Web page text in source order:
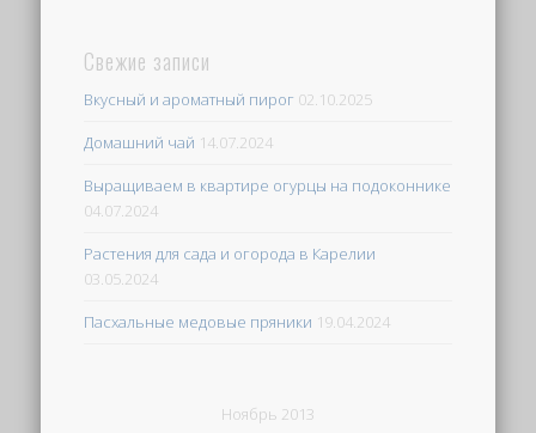
Свежие записи
Вкусный и ароматный пирог 02.10.2025
Домашний чай 14.07.2024
Выращиваем в квартире огурцы на подоконнике
04.07.2024
Растения для сада и огорода в Карелии
03.05.2024
Пасхальные медовые пряники 19.04.2024
Ноябрь 2013